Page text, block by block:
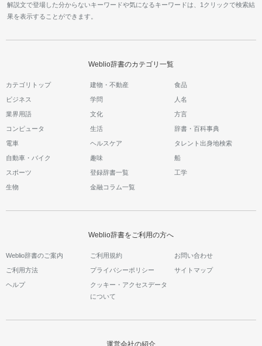
解説文で登場した分からないキーワードや気になるキーワードは、1クリックで検索結
果を表示することができます。
Weblio辞書のカテゴリ一覧
カテゴリトップ 建物・不動産 食品
ビジネス 学問 人名
業界用語 文化 方言
コンピュータ 生活 辞書・百科事典
電車 ヘルスケア タレント出身地検索
自動車・バイク 趣味 船
スポーツ 登録辞書一覧 工学
生物 金融コラム一覧
Weblio辞書をご利用の方へ
Weblio辞書のご案内 ご利用規約 お問い合わせ
ご利用方法 プライバシーポリシー サイトマップ
ヘルプ
クッキー・アクセスデータ
について
運営会社の紹介